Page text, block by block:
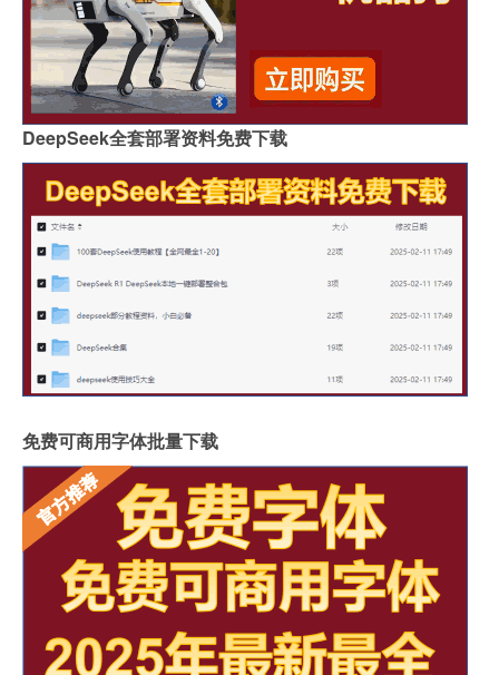
DeepSeek全套部署资料免费下载
免费可商用字体批量下载